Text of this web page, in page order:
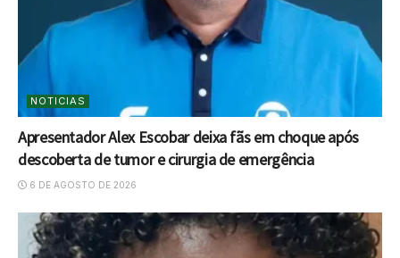
NOTICIAS
Apresentador Alex Escobar deixa fãs em choque após
descoberta de tumor e cirurgia de emergência
6 DE AGOSTO DE 2026